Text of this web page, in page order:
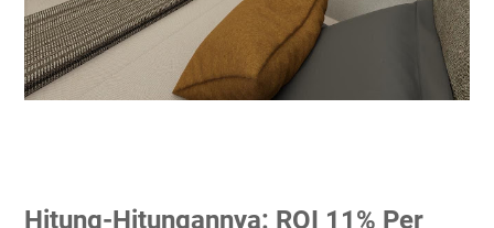
Hitung-Hitungannya: ROI 11% Per